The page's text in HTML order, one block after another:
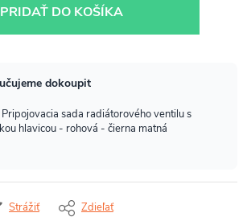
PRIDAŤ DO KOŠÍKA
Strážiť Zdieľať